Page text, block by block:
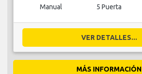
Manual 5 Puerta
VER DETALLES...
MÁS INFORMACIÓN